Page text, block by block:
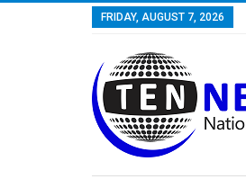
FRIDAY, AUGUST 7, 2026